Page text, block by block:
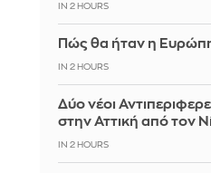
IN 2 HOURS
Πώς θα ήταν η
IN 2 HOURS
Δύο νέοι
στην Αττική από τον
IN 2 HOURS